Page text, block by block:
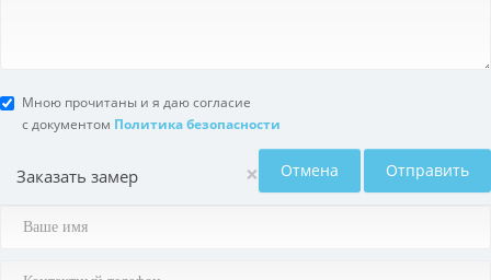
Мною прочитаны и я даю согласие
с документом Политика безопасности
Отмена Отправить
×
Заказать замер